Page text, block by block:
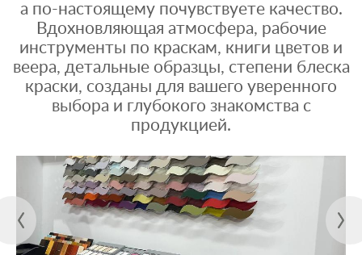
а по-настоящему почувствуете качество.
Вдохновляющая атмосфера, рабочие
инструменты по краскам, книги цветов и
веера, детальные образцы, степени блеска
краски, созданы для вашего уверенного
выбора и глубокого знакомства с
продукцией.